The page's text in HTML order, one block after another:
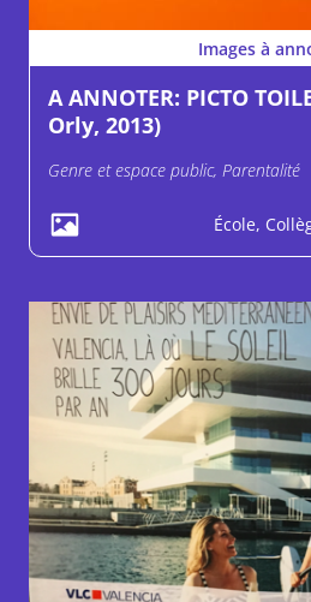
Images à
A ANNOTER: PICTO
Orly, 2013)
Genre et espace public, Parentalité
École,